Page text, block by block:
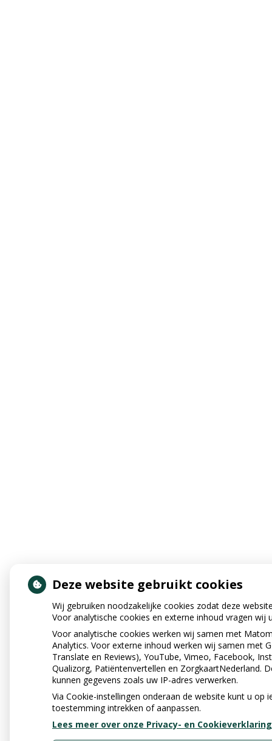
Deze website gebruikt cookies
Wij gebruiken noodzakelijke cookies zodat deze
Voor analytische cookies en externe inhoud vragen wij
Voor analytische cookies werken wij samen met
Analytics. Voor externe inhoud werken wij samen met
Translate en Reviews), YouTube, Vimeo, Facebook,
Qualizorg, Patiëntenvertellen en ZorgkaartNederland.
kunnen gegevens zoals uw IP-adres verwerken.
Via Cookie-instellingen onderaan de website kunt u op
toestemming intrekken of aanpassen.
Lees meer over onze Privacy- en